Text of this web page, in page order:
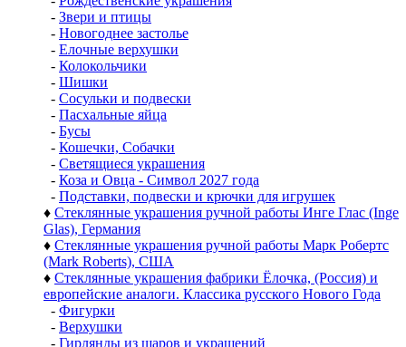
- Звери и птицы
- Новогоднее застолье
- Елочные верхушки
- Колокольчики
- Шишки
- Сосульки и подвески
- Пасхальные яйца
- Бусы
- Кошечки, Собачки
- Светящиеся украшения
- Коза и Овца - Символ 2027 года
- Подставки, подвески и крючки для игрушек
♦ Стеклянные украшения ручной работы Инге Глас (Inge
Glas), Германия
♦ Стеклянные украшения ручной работы Марк Робертс
(Mark Roberts), США
♦ Стеклянные украшения фабрики Ёлочка, (Россия) и
европейские аналоги. Классика русского Нового Года
- Фигурки
- Верхушки
- Гирлянды из шаров и украшений